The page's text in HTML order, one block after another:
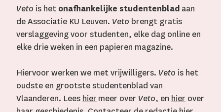
Veto is het onafhankelijke studentenblad aan
de Associatie KU Leuven. Veto brengt gratis
verslaggeving voor studenten, elke dag online en
elke drie weken in een papieren magazine.
Hiervoor werken we met vrijwilligers. Veto is het
oudste en grootste studentenblad van
Vlaanderen. Lees hier meer over Veto, en hier over